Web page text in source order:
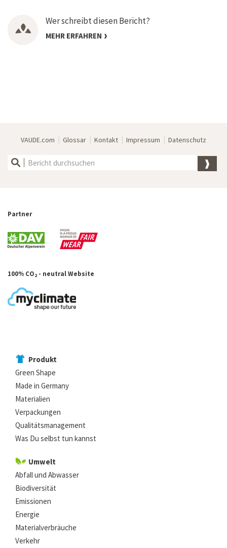
Wer schreibt diesen Bericht?
MEHR ERFAHREN
VAUDE.com | Glossar | Kontakt | Impressum | Datenschutz
Partner
100% CO2 - neutral Website
Produkt
Green Shape
Made in Germany
Materialien
Verpackungen
Qualitätsmanagement
Was Du selbst tun kannst
Umwelt
Abfall und Abwasser
Biodiversität
Emissionen
Energie
Materialverbräuche
Verkehr